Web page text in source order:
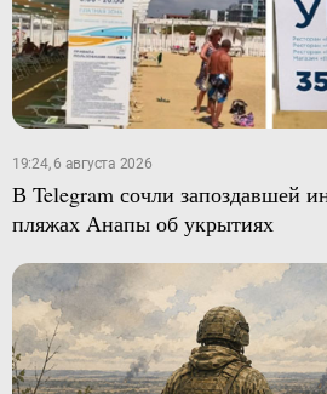
19:24, 6 августа 2026
В Telegram сочли запоздавшей
пляжах Анапы об укрытиях